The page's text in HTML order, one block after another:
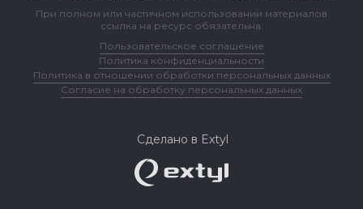
При полном или частичном использовании материалов
ссылка на ресурс обязательна.
Пользовательское соглашение
Политика конфиденциальности
Политика в отношении обработки персональных данных
Согласие на обработку персональных данных
Сделано в Extyl